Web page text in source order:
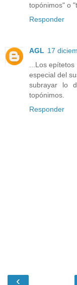
topónimos" o
Responder
AGL 17
...Los epítetos
especial del
subrayar lo
topónimos.
Responder
‹